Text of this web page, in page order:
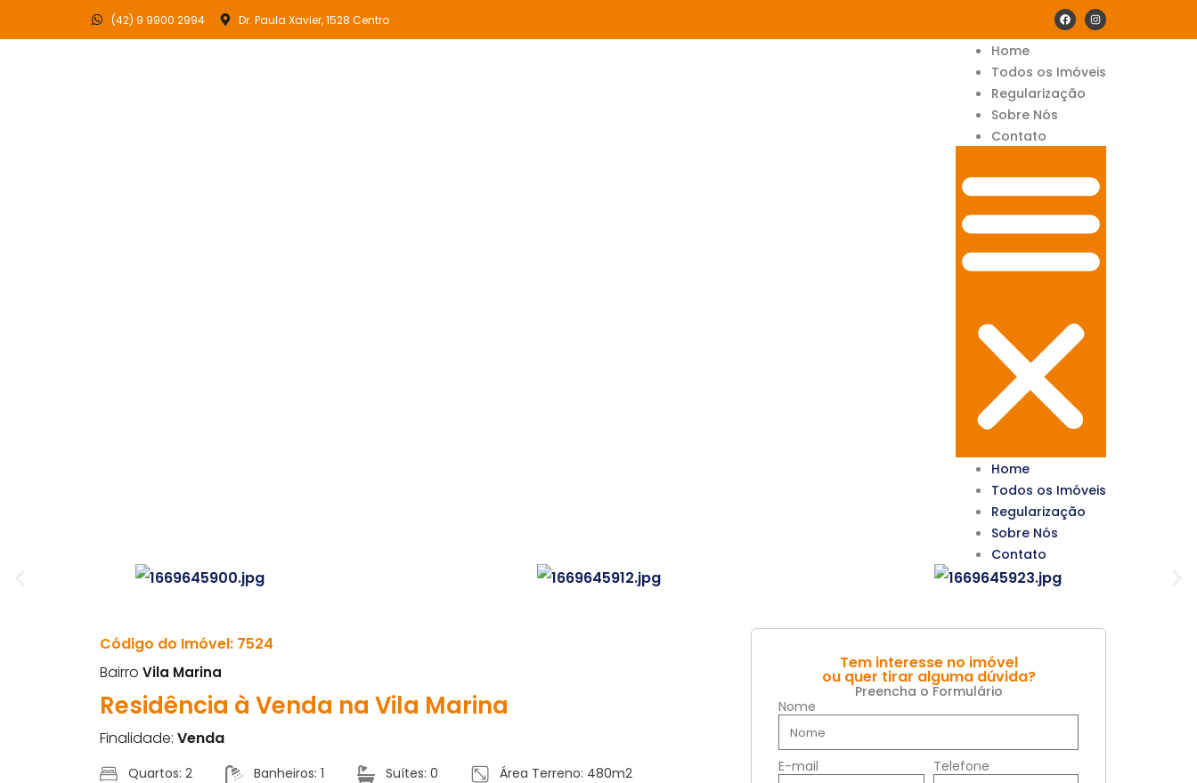
(42) 9 9900 2994 Dr. Paula Xavier, 1528 Centro
Home
Todos os Imóveis
Regularização
Sobre Nós
Contato
Home
Todos os Imóveis
Regularização
Sobre Nós
Contato
Código do Imóvel: 7524
Bairro Vila Marina
Residência à Venda na Vila Marina
Finalidade: Venda
Quartos: 2 Banheiros: 1 Suítes: 0
Área Terreno: 480m2
Tem interesse no imóvel
ou quer tirar alguma dúvida?
Preencha o Formulário
Nome
E-mail Telefone